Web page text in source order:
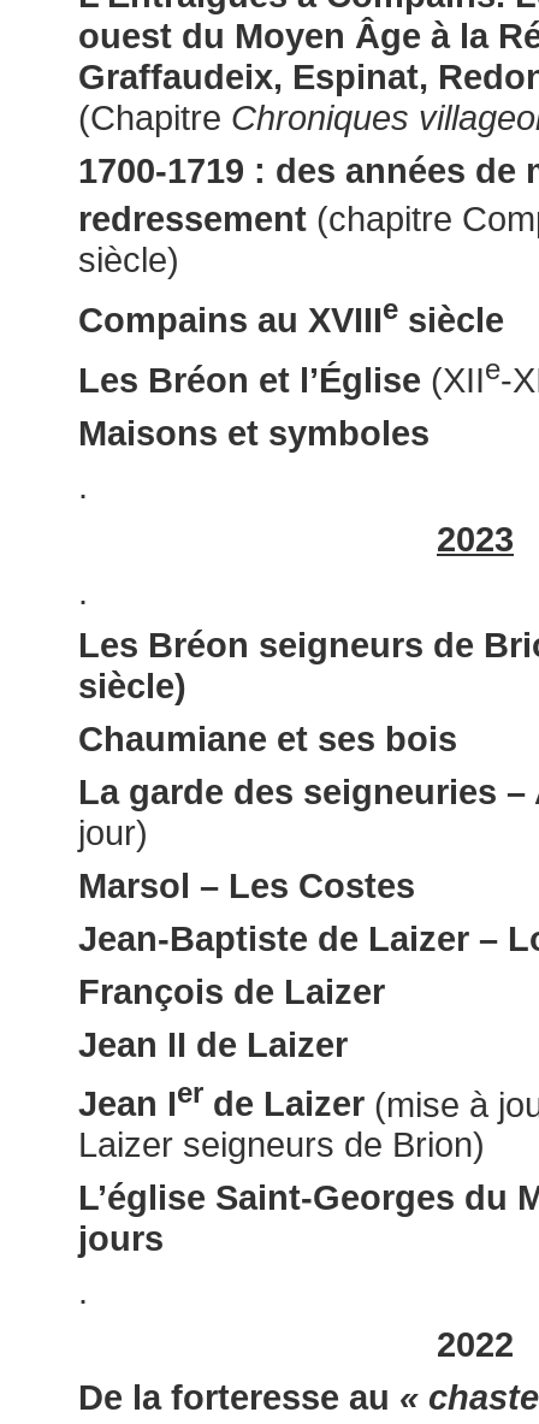
ouest du Moyen Âge à la
Graffaudeix, Espinat,
(Chapitre Chroniques
1700-1719 : des années de
redressement (chapitre
siècle)
Compains au XVIIIe siècle
Les Bréon et l’Église (XIIe-
Maisons et symboles
.
2023
.
Les Bréon seigneurs de
siècle)
Chaumiane et ses bois
La garde des seigneuries –
jour)
Marsol – Les Costes
Jean-Baptiste de Laizer –
François de Laizer
Jean II de Laizer
Jean Ier de Laizer (mise à
Laizer seigneurs de Brion)
L’église Saint-Georges du
jours
.
2022
De la forteresse au «